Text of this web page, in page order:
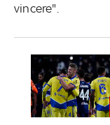
vincere".